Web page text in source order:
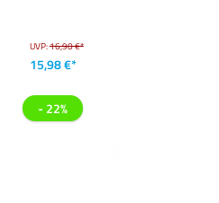
UVP:16,90 €*
15,98 €*
- 22%